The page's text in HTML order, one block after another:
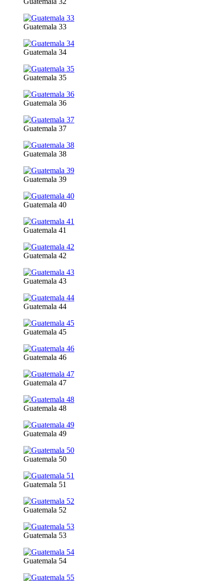
Guatemala 33
Guatemala 34
Guatemala 35
Guatemala 36
Guatemala 37
Guatemala 38
Guatemala 39
Guatemala 40
Guatemala 41
Guatemala 42
Guatemala 43
Guatemala 44
Guatemala 45
Guatemala 46
Guatemala 47
Guatemala 48
Guatemala 49
Guatemala 50
Guatemala 51
Guatemala 52
Guatemala 53
Guatemala 54